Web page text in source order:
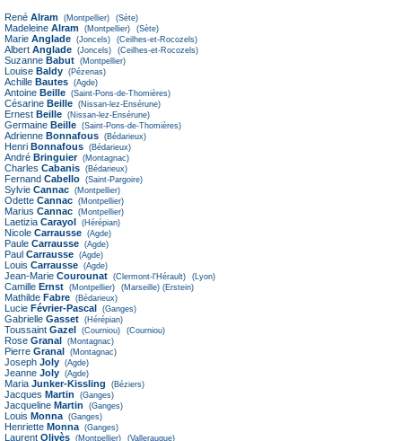
René Alram (Montpellier) (Sète)
Madeleine Alram (Montpellier) (Sète)
Marie Anglade (Joncels) (Ceilhes-et-Rocozels)
Albert Anglade (Joncels) (Ceilhes-et-Rocozels)
Suzanne Babut (Montpellier)
Louise Baldy (Pézenas)
Achille Bautes (Agde)
Antoine Beille (Saint-Pons-de-Thomières)
Césarine Beille (Nissan-lez-Ensérune)
Ernest Beille (Nissan-lez-Ensérune)
Germaine Beille (Saint-Pons-de-Thomières)
Adrienne Bonnafous (Bédarieux)
Henri Bonnafous (Bédarieux)
André Bringuier (Montagnac)
Charles Cabanis (Bédarieux)
Fernand Cabello (Saint-Pargoire)
Sylvie Cannac (Montpellier)
Odette Cannac (Montpellier)
Marius Cannac (Montpellier)
Laetizia Carayol (Hérépian)
Nicole Carrausse (Agde)
Paule Carrausse (Agde)
Paul Carrausse (Agde)
Louis Carrausse (Agde)
Jean-Marie Courounat (Clermont-l'Hérault) (Lyon)
Camille Ernst (Montpellier) (Marseille) (Erstein)
Mathilde Fabre (Bédarieux)
Lucie Février-Pascal (Ganges)
Gabrielle Gasset (Hérépian)
Toussaint Gazel (Courniou) (Courniou)
Rose Granal (Montagnac)
Pierre Granal (Montagnac)
Joseph Joly (Agde)
Jeanne Joly (Agde)
Maria Junker-Kissling (Béziers)
Jacques Martin (Ganges)
Jacqueline Martin (Ganges)
Louis Monna (Ganges)
Henriette Monna (Ganges)
Laurent Olivès (Montpellier) (Valleraugue)